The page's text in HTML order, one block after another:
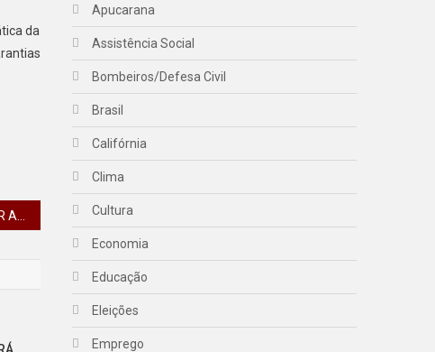
da
Apucarana
Assistência Social
Bombeiros/Defesa Civil
Brasil
Califórnia
Clima
Cultura
Economia
Educação
Eleições
Emprego